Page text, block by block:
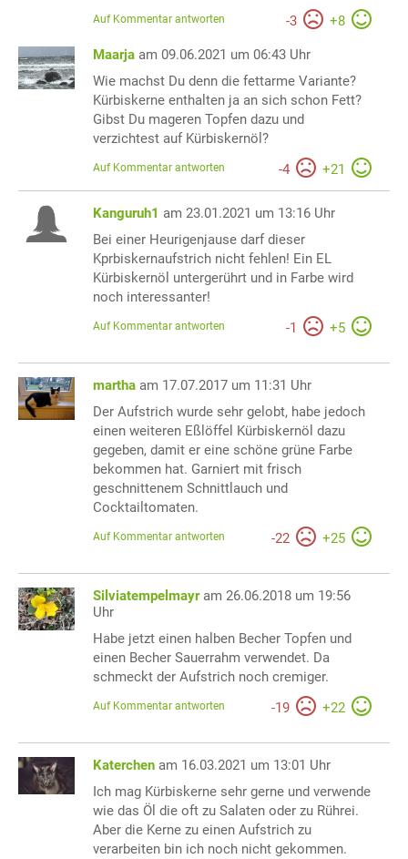
-3 +8
Auf Kommentar antworten
Maarja am 09.06.2021 um 06:43 Uhr
Wie machst Du denn die fettarme Variante?
Kürbiskerne enthalten ja an sich schon Fett?
Gibst Du mageren Topfen dazu und
verzichtest auf Kürbiskernöl?
-4 +21
Auf Kommentar antworten
Kanguruh1 am 23.01.2021 um 13:16 Uhr
Bei einer Heurigenjause darf dieser
Kprbiskernaufstrich nicht fehlen! Ein EL
Kürbiskernöl untergerührt und in Farbe wird
noch interessanter!
-1 +5
Auf Kommentar antworten
martha am 17.07.2017 um 11:31 Uhr
Der Aufstrich wurde sehr gelobt, habe jedoch
einen weiteren Eßlöffel Kürbiskernöl dazu
gegeben, damit er eine schöne grüne Farbe
bekommen hat. Garniert mit frisch
geschnittenem Schnittlauch und
Cocktailtomaten.
-22 +25
Auf Kommentar antworten
Silviatempelmayr am 26.06.2018 um 19:56
Uhr
Habe jetzt einen halben Becher Topfen und
einen Becher Sauerrahm verwendet. Da
schmeckt der Aufstrich noch cremiger.
-19 +22
Auf Kommentar antworten
Katerchen am 16.03.2021 um 13:01 Uhr
Ich mag Kürbiskerne sehr gerne und verwende
wie das Öl die oft zu Salaten oder zu Rührei.
Aber die Kerne zu einen Aufstrich zu
verarbeiten bin ich noch nicht gekommen.